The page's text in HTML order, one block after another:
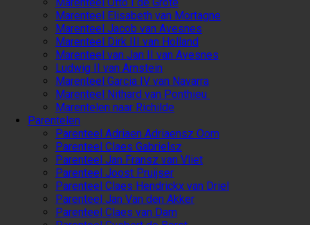
Marenteel Elisabeth van Mortagne
Marenteel Jacob van Avesnes
Marenteel Dirk III van Holland
Marenteel van Jan II van Avesnes
Ludwig II van Arnstein
Marenteel Garcia IV van Navarra
Marenteel Nithard van Ponthieu
Marentelen naar Richilde
Parentelen
Parenteel Adriaen Adriaensz Oom
Parenteel Claes Gabrielsz
Parenteel Jan Fransz van Vliet
Parenteel Joost Pruijser
Parenteel Claes Hendrickx van Driel
Parenteel Jan Van den Akker
Parenteel Claes van Dam